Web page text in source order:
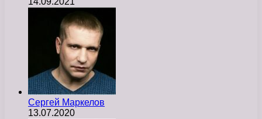
Сергей Маркелов
13.07.2020